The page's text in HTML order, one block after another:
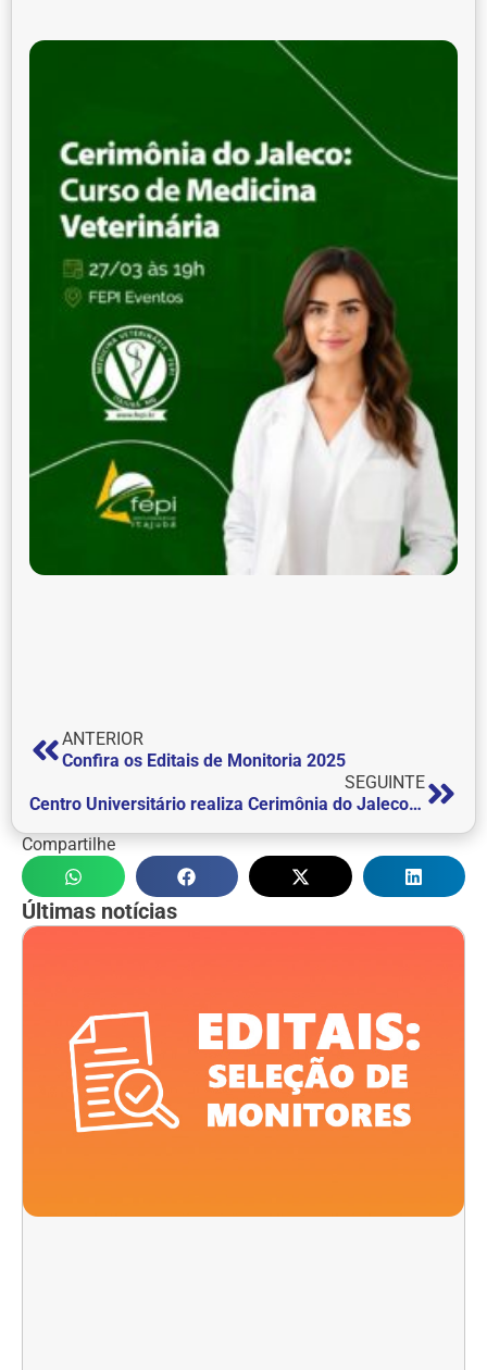
ANTERIOR
Confira os Editais de Monitoria 2025
SEGUINTE
Centro Universitário realiza Cerimônia do Jaleco do curso de Biomedicina
Compartilhe
Últimas notícias